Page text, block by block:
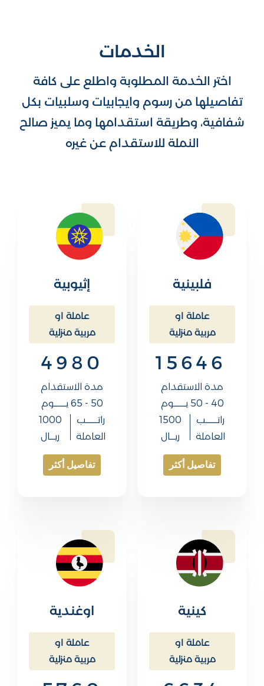
الخدمات
اختر الخدمة المطلوبة واطلع على كافة
تفاصيلها من رسوم وايجابيات وسلبيات بكل
شفافية، وطريقة استقدامها وما يميز صالح
النملة للاستقدام عن غيره
فلبينية
عاملة او
مربية منزلية
15646
مدة الاستقدام
40 - 50 يــــــــــوم
راتــــــــــب
العاملة
1500
ريــــال
تفاصيل أكثر
إثيوبية
عاملة او
مربية منزلية
4980
مدة الاستقدام
50 - 65 يــــــــــوم
راتــــــــــب
العاملة
1000
ريــــال
تفاصيل أكثر
كينية
عاملة او
مربية منزلية
اوغندية
عاملة او
مربية منزلية